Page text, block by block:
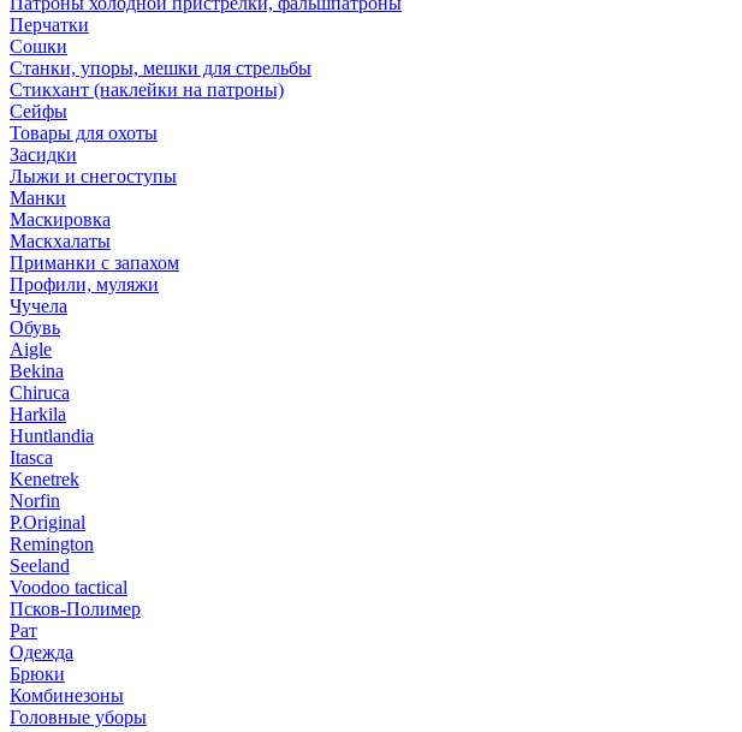
Перчатки
Сошки
Станки, упоры, мешки для стрельбы
Стикхант (наклейки на патроны)
Сейфы
Товары для охоты
Засидки
Лыжи и снегоступы
Манки
Маскировка
Маскхалаты
Приманки с запахом
Профили, муляжи
Чучела
Обувь
Aigle
Bekina
Chiruсa
Harkila
Huntlandia
Itasca
Kenetrek
Norfin
P.Original
Remington
Seeland
Voodoo tactical
Псков-Полимер
Рат
Одежда
Брюки
Комбинезоны
Головные уборы